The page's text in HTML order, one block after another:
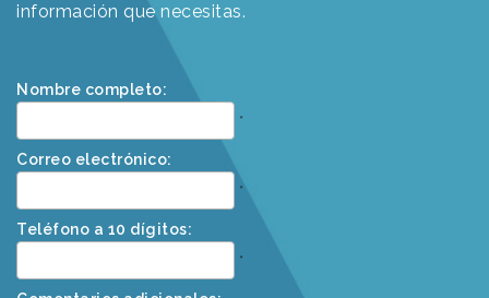
información que necesitas.
Nombre completo:
*
Correo electrónico:
*
Teléfono a 10 dígitos:
*